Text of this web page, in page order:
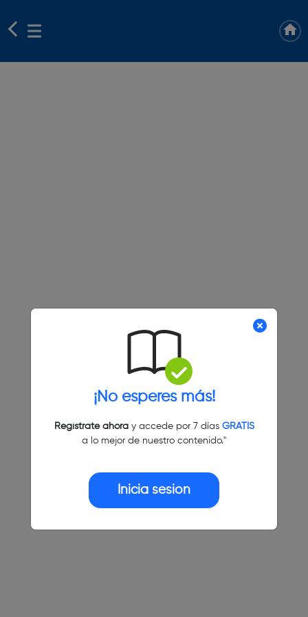
¡No esperes más!
Regístrate ahoray accede por 7 días GRATIS
a lo mejor de nuestro contenido."
Inicia sesión